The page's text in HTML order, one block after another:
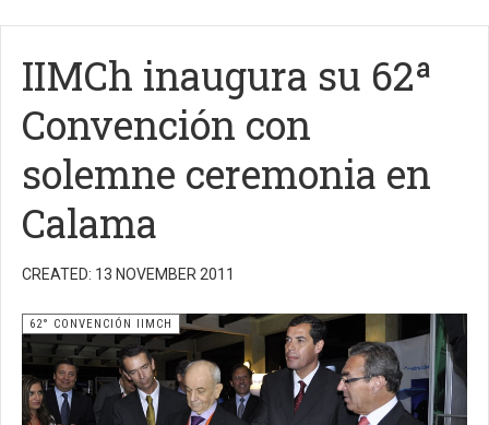
IIMCh inaugura su 62ª
Convención con
solemne ceremonia en
Calama
CREATED: 13 NOVEMBER 2011
62° CONVENCIÓN IIMCH